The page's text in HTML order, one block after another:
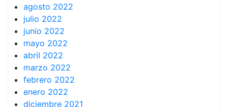
agosto 2022
julio 2022
junio 2022
mayo 2022
abril 2022
marzo 2022
febrero 2022
enero 2022
diciembre 2021